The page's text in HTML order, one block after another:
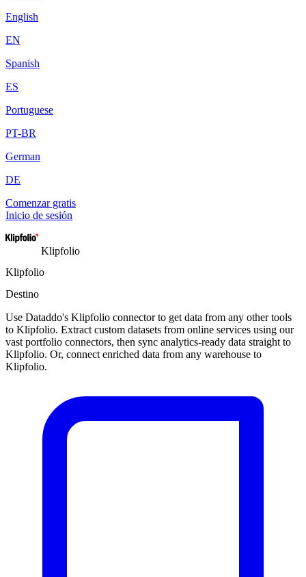
English
EN
Spanish
ES
Portuguese
PT-BR
German
DE
Comenzar gratis
Inicio de sesión
Klipfolio
Klipfolio
Destino
Use Dataddo's Klipfolio connector to get data from any other tools
to Klipfolio. Extract custom datasets from online services using our
vast portfolio connectors, then sync analytics-ready data straight to
Klipfolio. Or, connect enriched data from any warehouse to
Klipfolio.